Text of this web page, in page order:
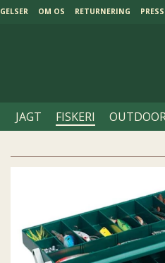
OM OS RETURNERING
JAGT FISKERI